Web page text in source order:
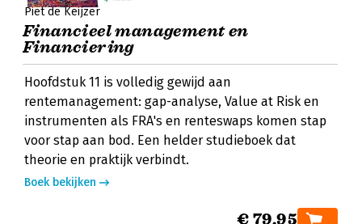
Piet de Keijzer
Financieel management en
Financiering
Hoofdstuk 11 is volledig gewijd aan
rentemanagement: gap-analyse, Value at Risk en
instrumenten als FRA's en renteswaps komen stap
voor stap aan bod. Een helder studieboek dat
theorie en praktijk verbindt.
Boek bekijken
€ 79,95